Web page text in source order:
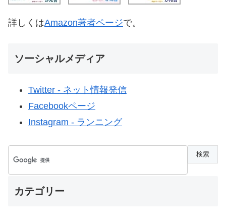
詳しくはAmazon著者ページで。
ソーシャルメディア
Twitter - ネット情報発信
Facebookページ
Instagram - ランニング
カテゴリー